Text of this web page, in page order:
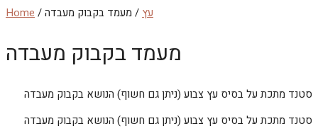
Home / עץ / מעמד בקבוק מעבדה
מעמד בקבוק מעבדה
סטנד מתכת על בסיס עץ צבוע (ניתן גם חשוף) הנושא בקבוק מעבדה
סטנד מתכת על בסיס עץ צבוע (ניתן גם חשוף) הנושא בקבוק מעבדה